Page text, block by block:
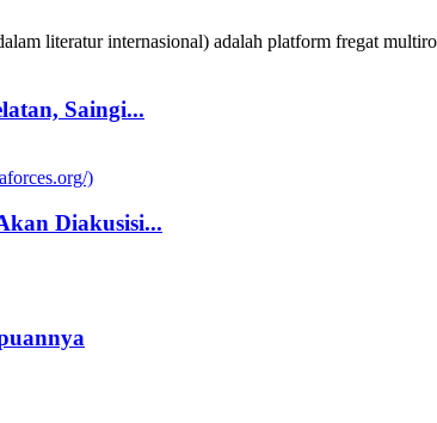
literatur internasional) adalah platform fregat
Saingi...
Diakusisi...